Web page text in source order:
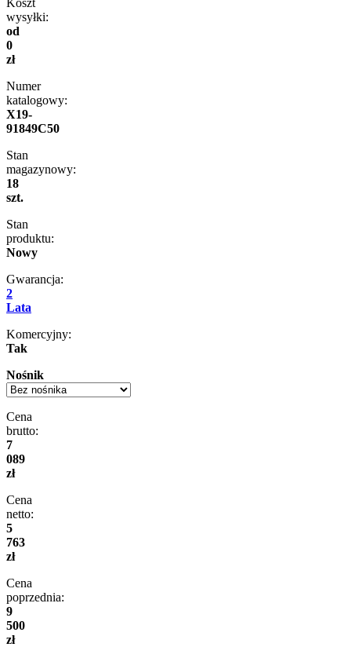
wysyłki:
od
0
zł
Numer
katalogowy:
X19-
91849C50
Stan
magazynowy:
18
szt.
Stan
produktu:
Nowy
Gwarancja:
2
Lata
Komercyjny:
Tak
Nośnik
Cena
brutto:
7
089
zł
Cena
netto:
5
763
zł
Cena
poprzednia:
9
500
zł